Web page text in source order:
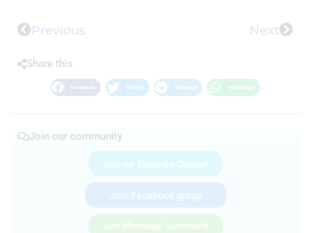
Previous Next
Share this
Facebook Twitter Telegram WhatsApp
Join our community
Join our Telegram Channel
Join Facebook group
Join WhatsApp Community